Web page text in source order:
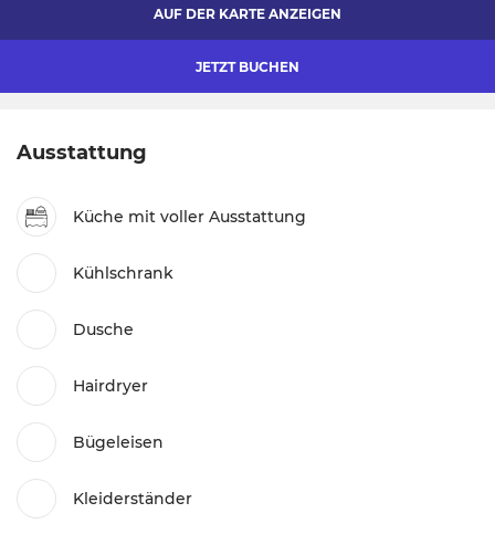
AUF DER KARTE ANZEIGEN
JETZT BUCHEN
Ausstattung
Küche mit voller Ausstattung
Kühlschrank
Dusche
Hairdryer
Bügeleisen
Kleiderständer